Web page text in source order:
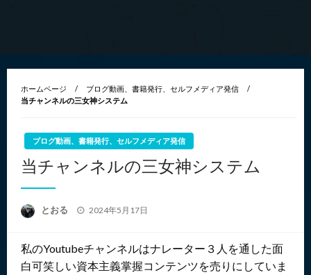
ホームページ
ブログ動画、書籍発行、セルフメディア発信
当チャンネルの三女神システム
ブログ動画、書籍発行、セルフメディア発信
当チャンネルの三女神システム
とおる
投
2024年5月17日
私のYoutubeチャンネルはナレーター３人を通した面
白可笑しい資本主義掌握コンテンツを売りにしていま